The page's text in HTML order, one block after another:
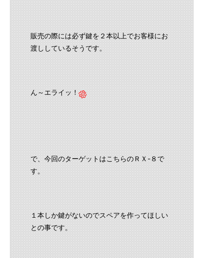
販売の際には必ず鍵を２本以上でお客様にお
渡ししているそうです。
ん～エライッ！
で、今回のターゲットはこちらのＲＸ-８で
す。
１本しか鍵がないのでスペアを作ってほしい
との事です。